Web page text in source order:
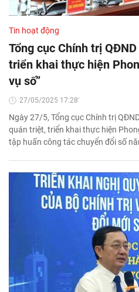
Tin hoạt động
Tổng cục Chính trị
triển khai thực hiện
vụ số”
27/05/2025 17:28'
Ngày 27/5, Tổng cục Chính trị
quán triệt, triển khai thực hiện
tập huấn công tác chuyển đổi số